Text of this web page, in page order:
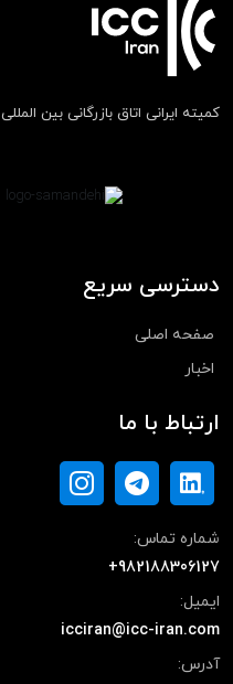
کمیته ایرانی اتاق بازرگانی بین المللی ICC
دسترسی سریع
صفحه اصلی
اخبار
ارتباط با ما
شماره تماس:
+982188306127
ایمیل:
icciran@icc-iran.com
آدرس: